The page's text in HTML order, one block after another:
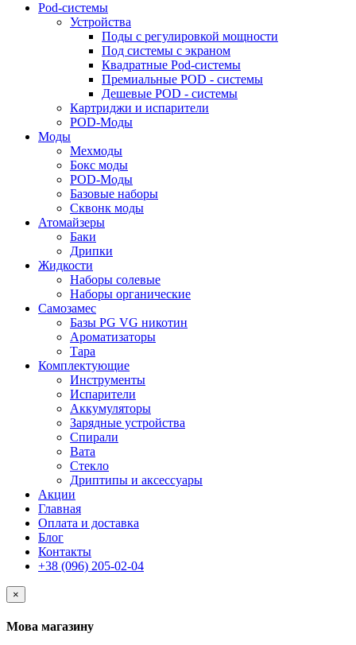
Pod-системы
Устройства
Поды с регулировкой мощности
Под системы с экраном
Квадратные Pod-системы
Премиальные POD - системы
Дешевые POD - системы
Картриджи и испарители
POD-Моды
Моды
Мехмоды
Бокс моды
POD-Моды
Базовые наборы
Сквонк моды
Атомайзеры
Баки
Дрипки
Жидкости
Наборы солевые
Наборы органические
Самозамес
Базы PG VG никотин
Ароматизаторы
Тара
Комплектующие
Инструменты
Испарители
Аккумуляторы
Зарядные устройства
Спирали
Вата
Стекло
Дриптипы и аксессуары
Акции
Главная
Оплата и доставка
Блог
Контакты
+38 (096) 205-02-04
×
Мова магазину